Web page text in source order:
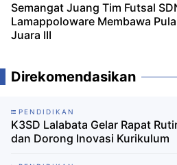
Semangat Juang Tim Futsal
Lamappoloware Membawa
Juara III
Direkomendasikan
PENDIDIKAN
K3SD Lalabata Gelar Rapat
dan Dorong Inovasi Kurikulum